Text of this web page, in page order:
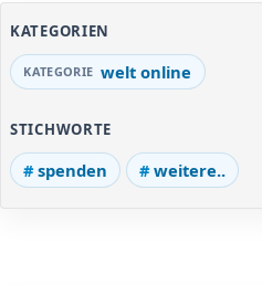
KATEGORIEN
welt online
STICHWORTE
spenden weitere..